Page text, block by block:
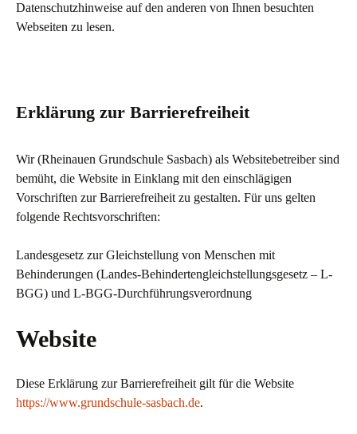
Datenschutzhinweise auf den anderen von Ihnen besuchten
Webseiten zu lesen.
Erklärung zur Barrierefreiheit
Wir (Rheinauen Grundschule Sasbach) als Websitebetreiber sind
bemüht, die Website in Einklang mit den einschlägigen
Vorschriften zur Barrierefreiheit zu gestalten. Für uns gelten
folgende Rechtsvorschriften:
Landesgesetz zur Gleichstellung von Menschen mit
Behinderungen (Landes-Behindertengleichstellungsgesetz – L-
BGG) und L-BGG-Durchführungsverordnung
Website
Diese Erklärung zur Barrierefreiheit gilt für die Website
https://www.grundschule-sasbach.de.